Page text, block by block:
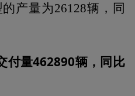
产量为26128辆，同
付量462890辆，同比